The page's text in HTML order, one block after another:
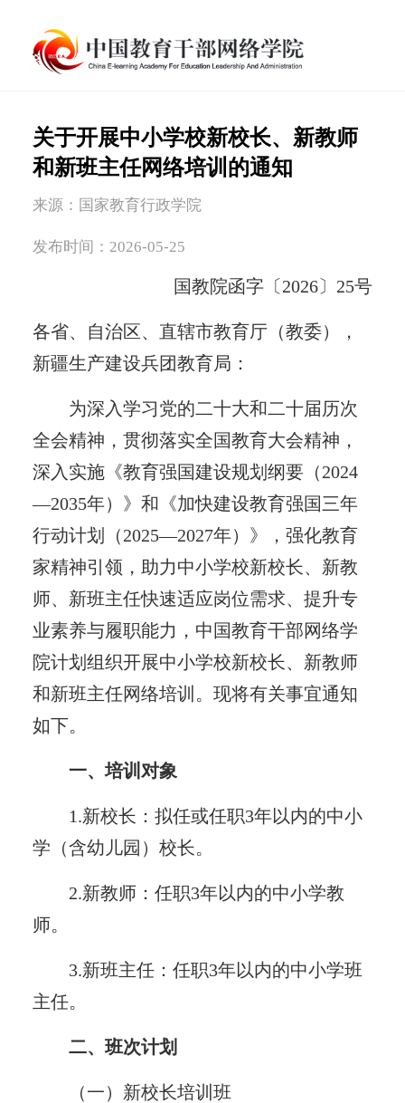
关于开展中小学校新校长、新教师
和新班主任网络培训的通知
来源：国家教育行政学院
发布时间：2026-05-25
国教院函字〔2026〕25号
各省、自治区、直辖市教育厅（教委），
新疆生产建设兵团教育局：
为深入学习党的二十大和二十届历次
全会精神，贯彻落实全国教育大会精神，
深入实施《教育强国建设规划纲要（2024
—2035年）》和《加快建设教育强国三年
行动计划（2025—2027年）》，强化教育
家精神引领，助力中小学校新校长、新教
师、新班主任快速适应岗位需求、提升专
业素养与履职能力，中国教育干部网络学
院计划组织开展中小学校新校长、新教师
和新班主任网络培训。现将有关事宜通知
如下。
一、培训对象
1.新校长：拟任或任职3年以内的中小
学（含幼儿园）校长。
2.新教师：任职3年以内的中小学教
师。
3.新班主任：任职3年以内的中小学班
主任。
二、班次计划
（一）新校长培训班